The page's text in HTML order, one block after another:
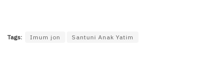
Tags: Imum jon Santuni Anak Yatim